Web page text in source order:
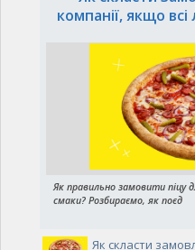
компанії, якщо
Як правильно замовити піцу
смаки? Розбираємо, як поєд
Як скласти